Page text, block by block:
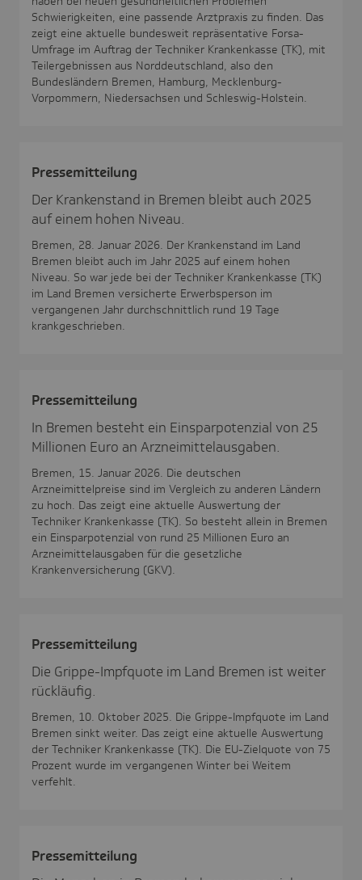
Schwierigkeiten, eine passende Arztpraxis zu finden. Das
zeigt eine aktuelle bundesweit repräsentative Forsa-
Umfrage im Auftrag der Techniker Krankenkasse (TK), mit
Teilergebnissen aus Norddeutschland, also den
Bundesländern Bremen, Hamburg, Mecklenburg-
Vorpommern, Niedersachsen und Schleswig-Holstein.
Pres­se­mit­tei­lung
Der Krankenstand in Bremen bleibt auch 2025
auf einem hohen Niveau.
Bremen, 28. Januar 2026. Der Krankenstand im Land
Bremen bleibt auch im Jahr 2025 auf einem hohen
Niveau. So war jede bei der Techniker Krankenkasse (TK)
im Land Bremen versicherte Erwerbsperson im
vergangenen Jahr durchschnittlich rund 19 Tage
krankgeschrieben.
Pres­se­mit­tei­lung
In Bremen besteht ein Einsparpotenzial von 25
Millionen Euro an Arzneimittelausgaben.
Bremen, 15. Januar 2026. Die deutschen
Arzneimittelpreise sind im Vergleich zu anderen Ländern
zu hoch. Das zeigt eine aktuelle Auswertung der
Techniker Krankenkasse (TK). So besteht allein in Bremen
ein Einsparpotenzial von rund 25 Millionen Euro an
Arzneimittelausgaben für die gesetzliche
Krankenversicherung (GKV).
Pres­se­mit­tei­lung
Die Grippe-Impfquote im Land Bremen ist weiter
rückläufig.
Bremen, 10. Oktober 2025. Die Grippe-Impfquote im Land
Bremen sinkt weiter. Das zeigt eine aktuelle Auswertung
der Techniker Krankenkasse (TK). Die EU-Zielquote von 75
Prozent wurde im vergangenen Winter bei Weitem
verfehlt.
Pres­se­mit­tei­lung